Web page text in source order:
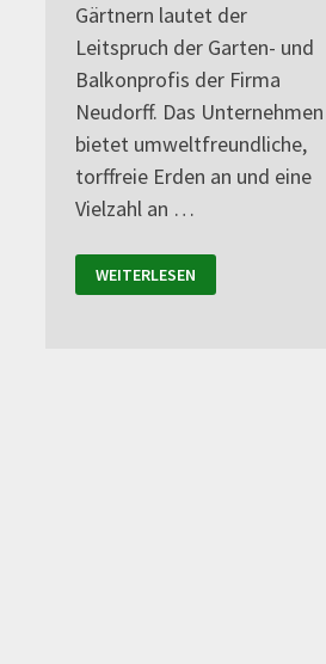
Gärtnern lautet der
Leitspruch der Garten- und
Balkonprofis der Firma
Neudorff. Das Unternehmen
bietet umweltfreundliche,
torffreie Erden an und eine
Vielzahl an …
WEITERLESEN